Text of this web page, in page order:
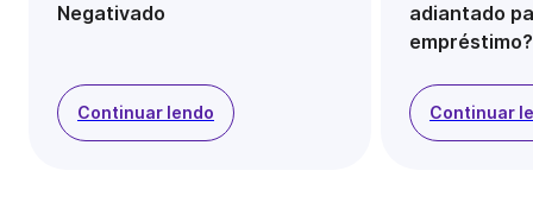
Negativado
Continuar lendo
adiantado
empréstimo?
Continuar